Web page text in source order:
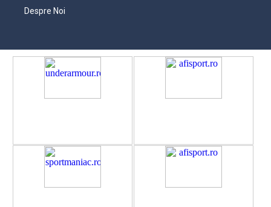
Despre Noi